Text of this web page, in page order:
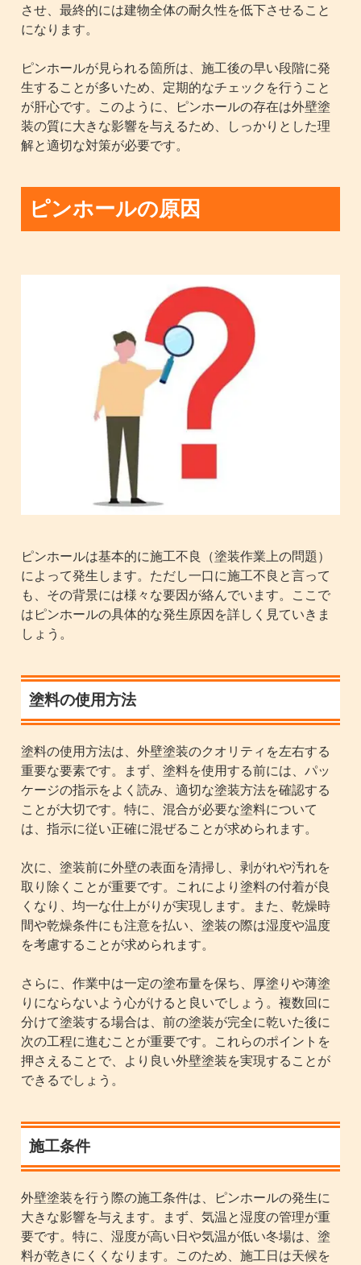
させ、最終的には建物全体の耐久性を低下させること
になります。
ピンホールが見られる箇所は、施工後の早い段階に発
生することが多いため、定期的なチェックを行うこと
が肝心です。このように、ピンホールの存在は外壁塗
装の質に大きな影響を与えるため、しっかりとした理
解と適切な対策が必要です。
ピンホールの原因
ピンホールは基本的に施工不良（塗装作業上の問題）
によって発生します。ただし一口に施工不良と言って
も、その背景には様々な要因が絡んでいます。ここで
はピンホールの具体的な発生原因を詳しく見ていきま
しょう。
塗料の使用方法
塗料の使用方法は、外壁塗装のクオリティを左右する
重要な要素です。まず、塗料を使用する前には、パッ
ケージの指示をよく読み、適切な塗装方法を確認する
ことが大切です。特に、混合が必要な塗料について
は、指示に従い正確に混ぜることが求められます。
次に、塗装前に外壁の表面を清掃し、剥がれや汚れを
取り除くことが重要です。これにより塗料の付着が良
くなり、均一な仕上がりが実現します。また、乾燥時
間や乾燥条件にも注意を払い、塗装の際は湿度や温度
を考慮することが求められます。
さらに、作業中は一定の塗布量を保ち、厚塗りや薄塗
りにならないよう心がけると良いでしょう。複数回に
分けて塗装する場合は、前の塗装が完全に乾いた後に
次の工程に進むことが重要です。これらのポイントを
押さえることで、より良い外壁塗装を実現することが
できるでしょう。
施工条件
外壁塗装を行う際の施工条件は、ピンホールの発生に
大きな影響を与えます。まず、気温と湿度の管理が重
要です。特に、湿度が高い日や気温が低い冬場は、塗
料が乾きにくくなります。このため、施工日は天候を